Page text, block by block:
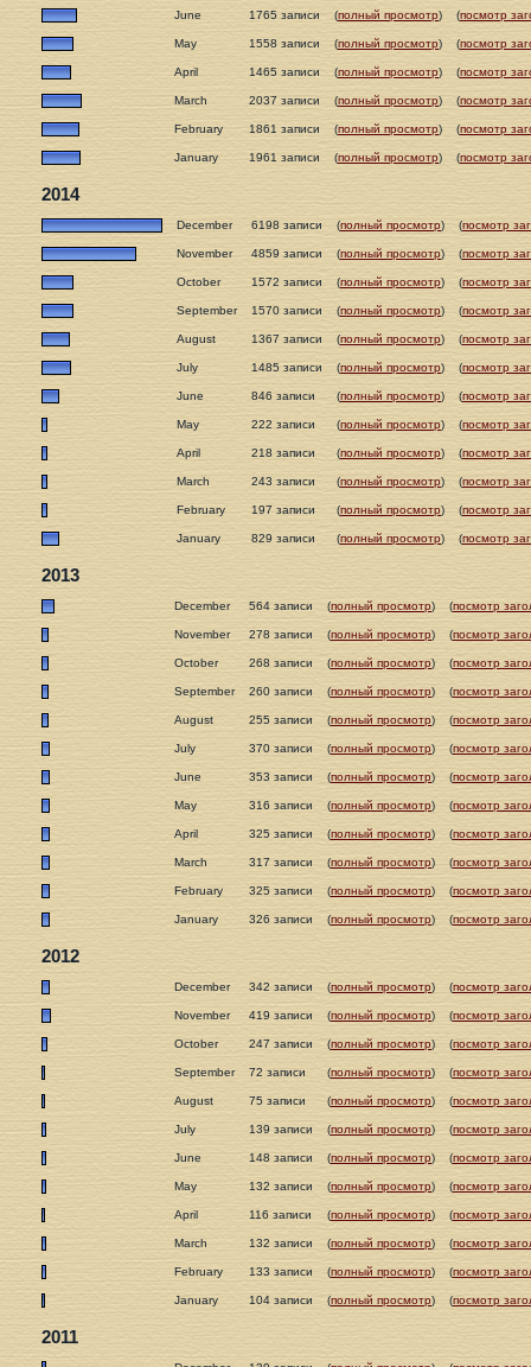
June 1765 записи (полный просмотр) (посмотр
May 1558 записи (полный просмотр) (посмотр
April 1465 записи (полный просмотр) (посмотр
March 2037 записи (полный просмотр) (посмотр
February 1861 записи (полный просмотр) (посмотр
January 1961 записи (полный просмотр) (посмотр
2014
December 6198 записи (полный просмотр) (посмотр
November 4859 записи (полный просмотр) (посмотр
October 1572 записи (полный просмотр) (посмотр
September 1570 записи (полный просмотр) (посмотр
August 1367 записи (полный просмотр) (посмотр
July 1485 записи (полный просмотр) (посмотр
June 846 записи (полный просмотр) (посмотр
May 222 записи (полный просмотр) (посмотр
April 218 записи (полный просмотр) (посмотр
March 243 записи (полный просмотр) (посмотр
February 197 записи (полный просмотр) (посмотр
January 829 записи (полный просмотр) (посмотр
2013
December 564 записи (полный просмотр) (посмотр
November 278 записи (полный просмотр) (посмотр
October 268 записи (полный просмотр) (посмотр
September 260 записи (полный просмотр) (посмотр
August 255 записи (полный просмотр) (посмотр
July 370 записи (полный просмотр) (посмотр
June 353 записи (полный просмотр) (посмотр
May 316 записи (полный просмотр) (посмотр
April 325 записи (полный просмотр) (посмотр
March 317 записи (полный просмотр) (посмотр
February 325 записи (полный просмотр) (посмотр
January 326 записи (полный просмотр) (посмотр
2012
December 342 записи (полный просмотр) (посмотр
November 419 записи (полный просмотр) (посмотр
October 247 записи (полный просмотр) (посмотр
September 72 записи (полный просмотр) (посмотр
August 75 записи (полный просмотр) (посмотр
July 139 записи (полный просмотр) (посмотр
June 148 записи (полный просмотр) (посмотр
May 132 записи (полный просмотр) (посмотр
April 116 записи (полный просмотр) (посмотр
March 132 записи (полный просмотр) (посмотр
February 133 записи (полный просмотр) (посмотр
January 104 записи (полный просмотр) (посмотр
2011